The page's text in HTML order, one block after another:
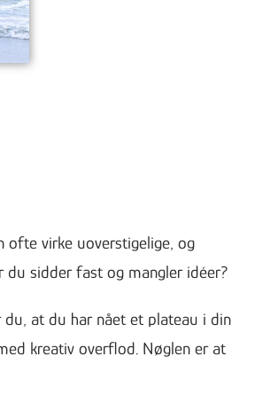
ofte virke uoverstigelige, og
du sidder fast og mangler idéer?
at du har nået et plateau i din
kreativ overflod. Nøglen er at